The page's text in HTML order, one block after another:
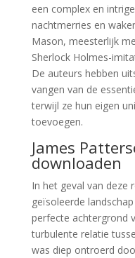
een complex en
nachtmerries en
Mason, meesterlijk
Sherlock Holmes-
De auteurs hebben
vangen van de
terwijl ze hun eigen
toevoegen.
James
downloaden
In het geval van deze
geïsoleerde
perfecte achtergrond
turbulente relatie
was diep ontroerd